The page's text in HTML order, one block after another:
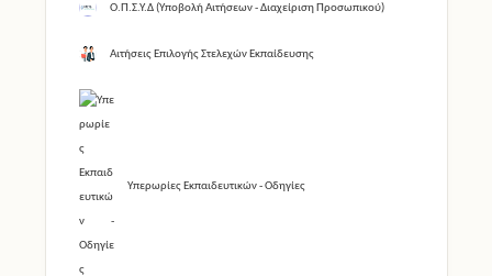
Ο.Π.Σ.Υ.Δ (Υποβολή Αιτήσεων - Διαχείριση Προσωπικού)
Αιτήσεις Επιλογής Στελεχών Εκπαίδευσης
Υπερωρίες Εκπαιδευτικών - Οδηγίες